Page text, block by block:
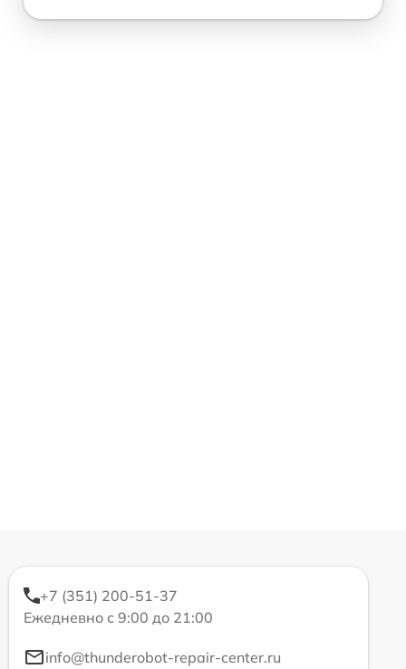
+7 (351) 200-51-37
Ежедневно с 9:00 до 21:00
info@thunderobot-repair-center.ru